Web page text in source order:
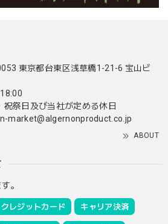
東京都台東区浅草橋1-21-6 宝山ビ
祝祭日及び当社が定める休日
market@algernonproduct.co.jp
ABOUT
。
クレジットカード キャリア決済